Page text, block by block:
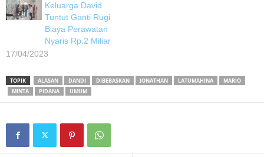
Keluarga David
Tuntut Ganti Rugi
Biaya Perawatan
Nyaris Rp.2 Miliar
17/04/2023
TOPIK ALASAN DANDI DIBEBASKAN JONATHAN LATUMAHINA
MARIO
MINTA
PIDANA UMUM